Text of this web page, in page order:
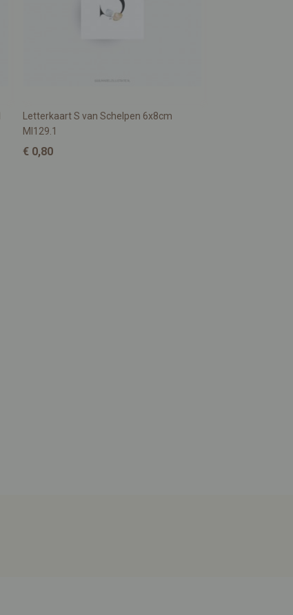
Letterkaart S van Schelpen 6x8cm
MI129.1
€ 0,80